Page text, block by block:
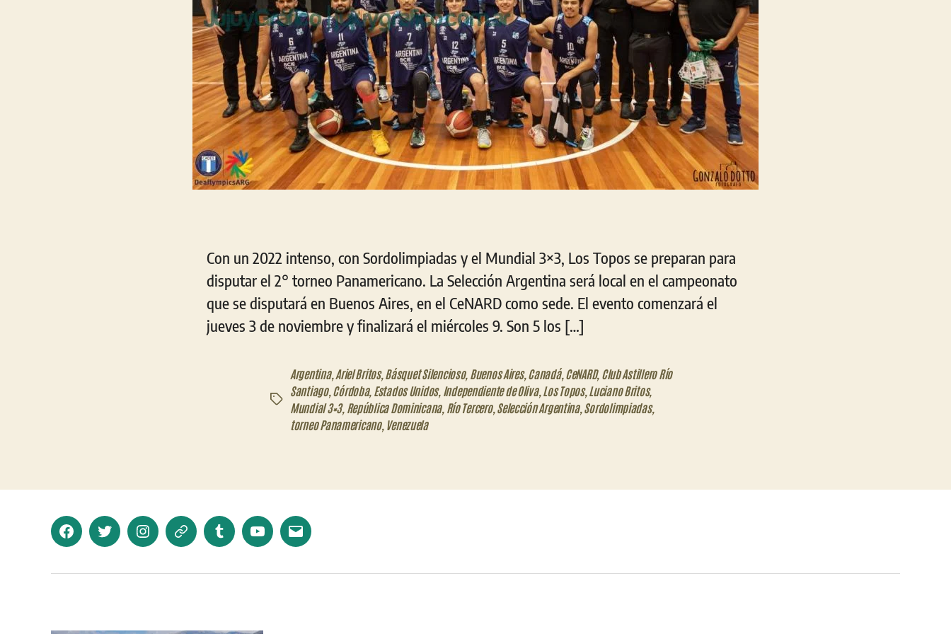
Con un 2022 intenso, con Sordolimpiadas y el Mundial 3×3, Los Topos se preparan para
disputar el 2° torneo Panamericano. La Selección Argentina será local en el campeonato
que se disputará en Buenos Aires, en el CeNARD como sede. El evento comenzará el
jueves 3 de noviembre y finalizará el miércoles 9. Son 5 los […]
Etiquetas
Argentina, Ariel Britos, Básquet Silencioso, Buenos Aires, Canadá, CeNARD, Club Astillero Río
Santiago, Córdoba, Estados Unidos, Independiente de Oliva, Los Topos, Luciano Britos,
Mundial 3×3, República Dominicana, Río Tercero, Selección Argentina, Sordolimpiadas,
torneo Panamericano, Venezuela
FacebookTwitter InstagramTelegramTumblr YouTubeCorreo